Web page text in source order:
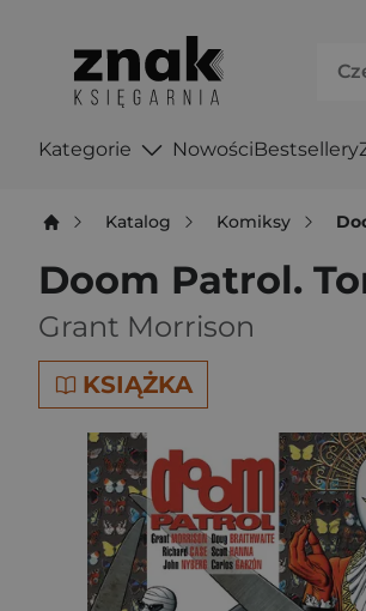
Kategorie NowościBestsellery
Katalog Komiksy
Doom Patrol.
Grant Morrison
KSIĄŻKA